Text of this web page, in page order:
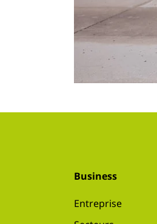
Business
Entreprise